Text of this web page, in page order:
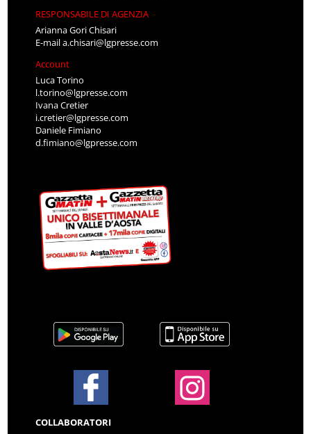
RESPONSABILE DI AGENZIA
Arianna Gori Chisari
E-maila.chisari@lgpresse.com
Account
Luca Torino
l.torino@lgpresse.com
Ivana Cretier
i.cretier@lgpresse.com
Daniele Fimiano
d.fimiano@lgpresse.com
COLLABORATORI